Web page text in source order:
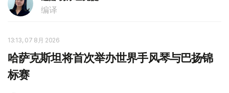
编译
13:13, 07 8月 2026
哈萨克斯坦将首次举办世界手风琴与巴扬锦
标赛